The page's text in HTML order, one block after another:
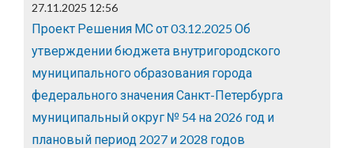
27.11.2025 12:56
Проект Решения МС от 03.12.2025 Об
утверждении бюджета внутригородского
муниципального образования города
федерального значения Санкт-Петербурга
муниципальный округ № 54 на 2026 год и
плановый период 2027 и 2028 годов